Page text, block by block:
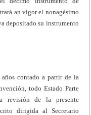
an vigor el nonagésimo
depositado su instrumento
contado a partir de la
todo Estado Parte
revisión de la presente
dirigida al Secretario